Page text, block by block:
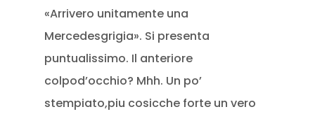
«Arrivero unitamente una
Mercedesgrigia». Si presenta
puntualissimo. Il anteriore
colpod’occhio? Mhh. Un po’
stempiato,piu cosicche forte un vero